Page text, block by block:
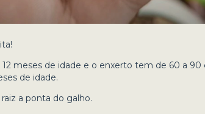
12 meses de idade e o enxerto tem de 60 a 90
de idade.
a ponta do galho.